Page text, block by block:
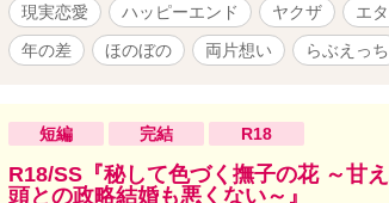
現実恋愛 ハッピーエンド ヤクザ エ
年の差
ほのぼの 両片想い らぶえっち
短編 完結 R18
R18/SS『秘して色づく撫子の花 ～甘
頭との政略結婚も悪くない～』